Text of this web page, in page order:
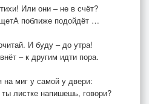
Или они – не в счёт?
поближе подойдёт …
И буду – до утра!
– к другим идти пора.
на миг у самой у двери:
листке напишешь, говори?